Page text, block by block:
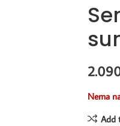
Nema
Add